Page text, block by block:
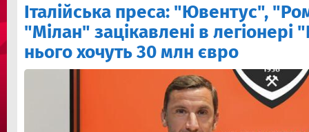
Італійська преса: "Ювентус",
"Мілан" зацікавлені в легіонері
нього хочуть 30 млн євро